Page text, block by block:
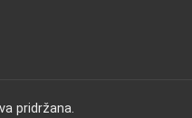
pridržana.